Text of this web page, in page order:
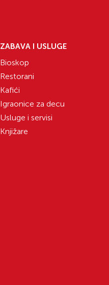
ZABAVA I USLUGE
Bioskop
Restorani
Kafići
Igraonice za decu
Usluge i servisi
Knjižare